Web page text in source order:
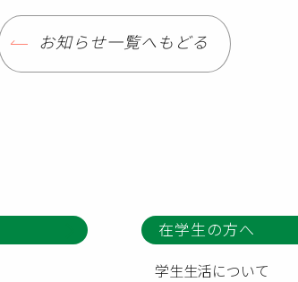
お知らせ一覧へもどる
在学生の方へ
学生生活について